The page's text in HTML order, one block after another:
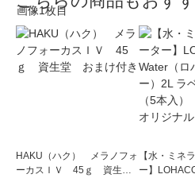
HAKU（ハク） メラノフォ
ーカスＩＶ 45ｇ 資生
【水・ミネ
ー】